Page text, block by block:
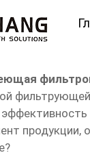
продукции,